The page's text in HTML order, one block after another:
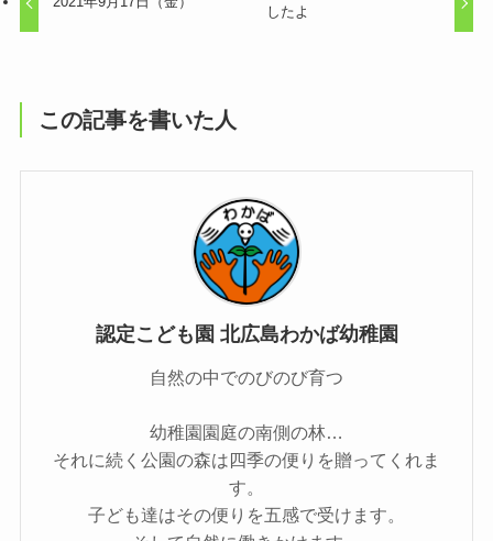
したよ
この記事を書いた人
認定こども園 北広島わかば幼稚園
自然の中でのびのび育つ
幼稚園園庭の南側の林…
それに続く公園の森は四季の便りを贈ってくれま
す。
子ども達はその便りを五感で受けます。